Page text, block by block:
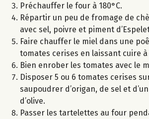
Préchauffer le four à 180°C.
Répartir un peu de fromage de
avec sel, poivre et piment
Faire chauffer le miel dans une
tomates cerises en laissant cuire à
Bien enrober les tomates avec le
Disposer 5 ou 6 tomates cerises
saupoudrer d’origan, de sel et
d’olive.
Passer les tartelettes au four